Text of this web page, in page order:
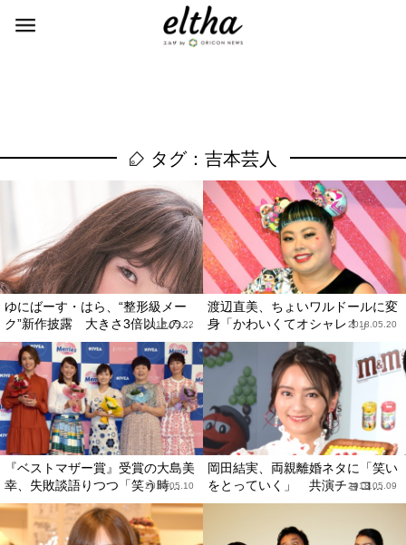
タグ：吉本芸人
ゆにばーす・はら、“整形級メー
ク”新作披露 大きさ3倍以上の...
2018.05.22
渡辺直美、ちょいワルドールに変
身「かわいくてオシャレ！」2018.05.20
『ベストマザー賞』受賞の大島美
幸、失敗談語りつつ「笑う時...
2018.05.10
岡田結実、両親離婚ネタに「笑い
をとっていく」 共演チョコ...
2018.05.09